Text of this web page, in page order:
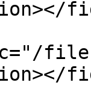
files/